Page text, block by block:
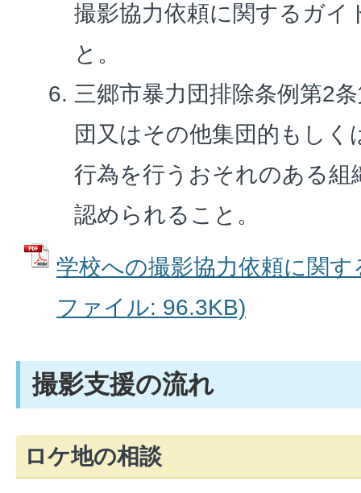
撮影協力依頼に関するガイ
と。
三郷市暴力団排除条例第2
団又はその他集団的もしく
行為を行うおそれのある
認められること。
学校への撮影協力依頼に関
ファイル: 96.3KB)
撮影支援の流れ
ロケ地の相談